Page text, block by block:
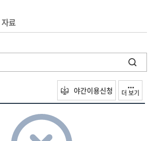
료
야간이용신청 더 보기